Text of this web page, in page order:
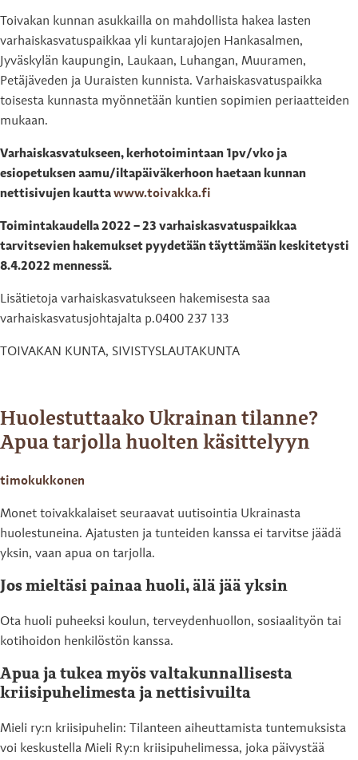
Toivakan kunnan asukkailla on mahdollista hakea lasten
varhaiskasvatuspaikkaa yli kuntarajojen Hankasalmen,
Jyväskylän kaupungin, Laukaan, Luhangan, Muuramen,
Petäjäveden ja Uuraisten kunnista. Varhaiskasvatuspaikka
toisesta kunnasta myönnetään kuntien sopimien periaatteiden
mukaan.
Varhaiskasvatukseen, kerhotoimintaan 1pv/vko ja
esiopetuksen aamu/iltapäiväkerhoon haetaan kunnan
nettisivujen kauttawww.toivakka.fi
Toimintakaudella 2022 – 23 varhaiskasvatuspaikkaa
tarvitsevien hakemukset pyydetään täyttämään keskitetysti
8.4.2022 mennessä.
Lisätietoja varhaiskasvatukseen hakemisesta saa
varhaiskasvatusjohtajalta p.0400 237 133
TOIVAKAN KUNTA, SIVISTYSLAUTAKUNTA
Huolestuttaako Ukrainan tilanne?
Apua tarjolla huolten käsittelyyn
timokukkonen
Monet toivakkalaiset seuraavat uutisointia Ukrainasta
huolestuneina. Ajatusten ja tunteiden kanssa ei tarvitse jäädä
yksin, vaan apua on tarjolla.
Jos mieltäsi painaa huoli, älä jää yksin
Ota huoli puheeksi koulun, terveydenhuollon, sosiaalityön tai
kotihoidon henkilöstön kanssa.
Apua ja tukea myös valtakunnallisesta
kriisipuhelimesta ja nettisivuilta
Mieli ry:n kriisipuhelin: Tilanteen aiheuttamista tuntemuksista
voi keskustella Mieli Ry:n kriisipuhelimessa, joka päivystää